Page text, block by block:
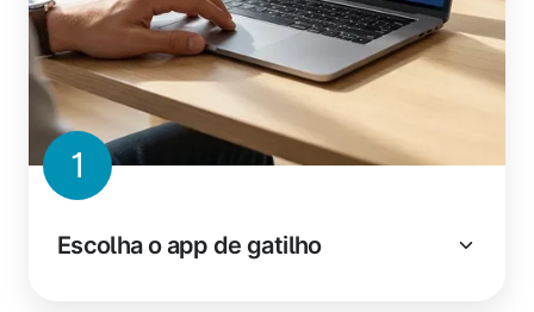
1
Escolha o app de gatilho